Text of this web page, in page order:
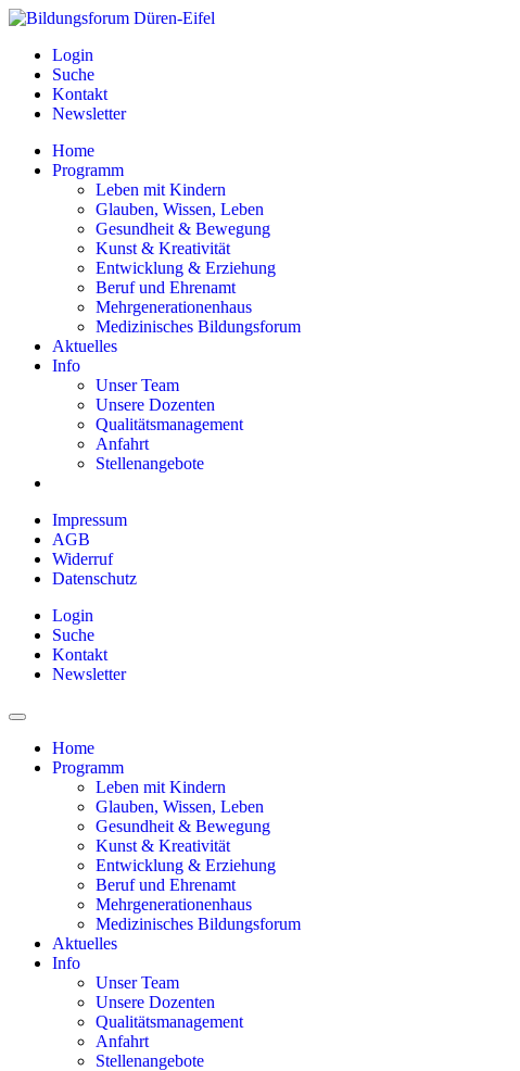
Login
Suche
Kontakt
Newsletter
Home
Programm
Leben mit Kindern
Glauben, Wissen, Leben
Gesundheit & Bewegung
Kunst & Kreativität
Entwicklung & Erziehung
Beruf und Ehrenamt
Mehrgenerationenhaus
Medizinisches Bildungsforum
Aktuelles
Info
Unser Team
Unsere Dozenten
Qualitätsmanagement
Anfahrt
Stellenangebote
Impressum
AGB
Widerruf
Datenschutz
Login
Suche
Kontakt
Newsletter
Home
Programm
Leben mit Kindern
Glauben, Wissen, Leben
Gesundheit & Bewegung
Kunst & Kreativität
Entwicklung & Erziehung
Beruf und Ehrenamt
Mehrgenerationenhaus
Medizinisches Bildungsforum
Aktuelles
Info
Unser Team
Unsere Dozenten
Qualitätsmanagement
Anfahrt
Stellenangebote